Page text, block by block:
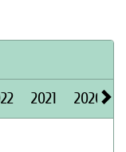
2021 2020